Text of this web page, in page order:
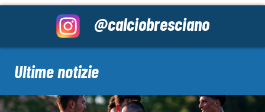
@calciobresciano
Ultime notizie